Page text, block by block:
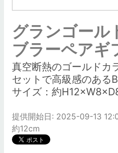
グランゴール
ブラーペアギ
真空断熱のゴールドカ
セットで高級感のある
サイズ：約
提供開始日: 2025-09-13
約12cm